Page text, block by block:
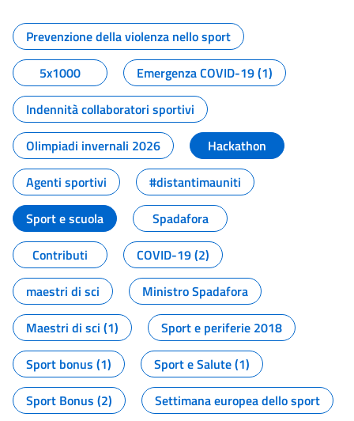
Tutti i contenuti della pagina
Prevenzione della violenza nello sport
5x1000
Emergenza COVID-19 (1)
Indennità collaboratori sportivi
Olimpiadi invernali 2026
Hackathon
Agenti sportivi
#distantimauniti
Sport e scuola
Spadafora
Contributi
COVID-19 (2)
maestri di sci
Ministro Spadafora
Maestri di sci (1)
Sport e periferie 2018
Sport bonus (1)
Sport e Salute (1)
Sport Bonus (2)
Settimana europea dello sport